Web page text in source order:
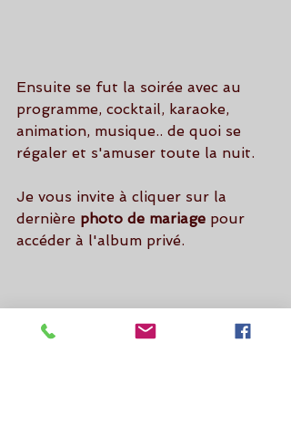
Ensuite se fut la soirée avec au
programme, cocktail, karaoke,
animation, musique.. de quoi se
régaler et s'amuser toute la nuit.
Je vous invite à cliquer sur la
dernière photo de mariage pour
accéder à l'album privé.